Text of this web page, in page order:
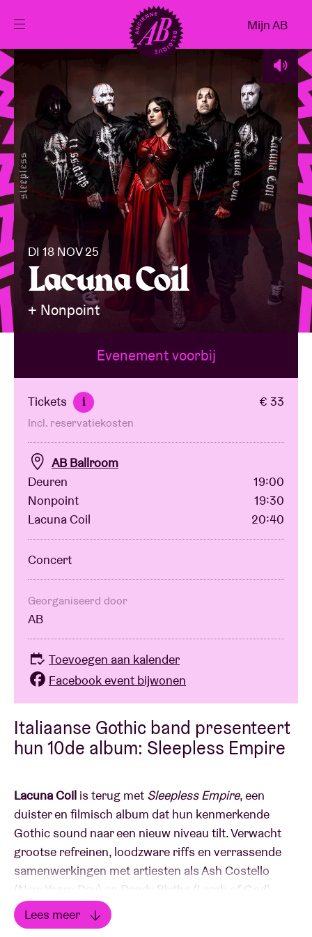
NL
Agenda
Projecten
Nieuws
Bezoekersinfo
AB ❤ you
BRDCST
ABtv
Concertcheque
Over AB
Contact
Mijn AB
DI 18 NOV 25
Lacuna Coil
+ Nonpoint
Italiaanse Gothic band presenteert
hun 10de album: Sleepless Empire
Lacuna Coil is terug met Sleepless Empire, een
duister en filmisch album dat hun kenmerkende
Gothic sound naar een nieuw niveau tilt. Verwacht
grootse refreinen, loodzware riffs en verrassende
samenwerkingen met artiesten als Ash Costello
(New Years Day) en Randy Blythe (Lamb of God).
Bekend om hun intense liveshows, vertaalt de band
de energie van de nieuwe én oude platen moeiteloos
Lees meer
Evenement voorbij
Tickets i € 33
Incl. reservatiekosten
AB Ballroom
Deuren
19:00
Nonpoint
19:30
Lacuna Coil
20:40
Concert
Georganiseerd door
AB
Toevoegen aan kalender
Facebook event bijwonen